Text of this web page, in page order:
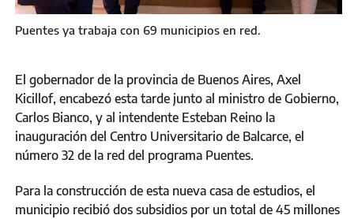
Puentes ya trabaja con 69 municipios en red.
El gobernador de la provincia de Buenos Aires, Axel
Kicillof, encabezó esta tarde junto al ministro de Gobierno,
Carlos Bianco, y al intendente Esteban Reino la
inauguración del Centro Universitario de Balcarce, el
número 32 de la red del programa Puentes.
Para la construcción de esta nueva casa de estudios, el
municipio recibió dos subsidios por un total de 45 millones